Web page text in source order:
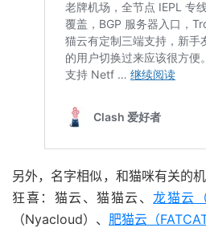
另外，名字相似，和猫咪有关的
狂喜：猫云、猫猫云、龙猫云
（Nyacloud）、 肥猫云（FATCAT